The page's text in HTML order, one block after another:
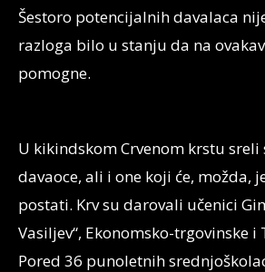
Šestoro potencijalnih davalaca
razloga bilo u stanju da na
pomogne.
U kikindskom Crvenom krstu sreli
davaoce, ali i one koji će, možda,
postati. Krv su darovali učenici
Vasiljev“, Ekonomsko-trgovinske i
Pored 36 punoletnih